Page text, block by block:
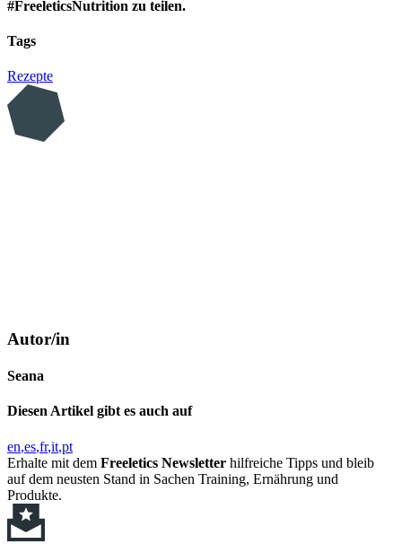
#FreeleticsNutrition zu teilen.
Tags
Rezepte
Autor/in
Seana
Diesen Artikel gibt es auch auf
en es fr it pt
Erhalte mit dem Freeletics Newsletter hilfreiche Tipps und bleib
auf dem neusten Stand in Sachen Training, Ernährung und
Produkte.